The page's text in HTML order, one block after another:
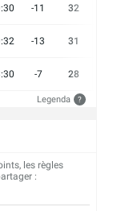
-11 32
-13 31
-7 28
Legenda ?
les règles
: